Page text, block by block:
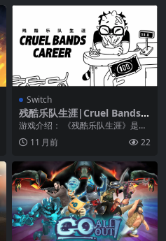
Switch
残酷乐队生涯|Cruel Bands C
areer中文
游戏介绍： 《残酷乐队生涯》是一
款风格独特的独立策略类游戏，在
游戏中玩家将要控制...
11 月前 22